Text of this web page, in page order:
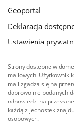
Geoportal
Deklaracja
Ustawienia
Strony dostępne w
mailowych. Użytkownik
mail zgadza się na
dobrowolnie podanych
odpowiedzi na
każdą z jednostek
osobowych.